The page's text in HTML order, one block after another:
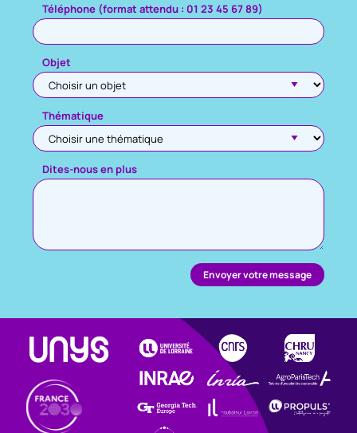
Téléphone (format attendu : 01 23 45 67 89)
Objet
Thématique
Dites-nous en plus